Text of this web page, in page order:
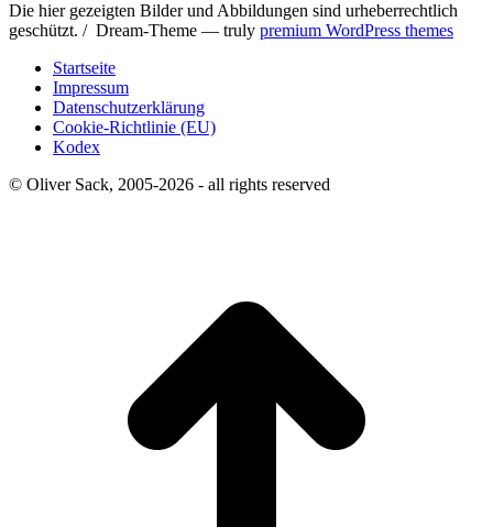
Die hier gezeigten Bilder und Abbildungen sind urheberrechtlich
geschützt. / Dream-Theme — truly premium WordPress themes
Startseite
Impressum
Datenschutzerklärung
Cookie-Richtlinie (EU)
Kodex
© Oliver Sack, 2005-2026 - all rights reserved